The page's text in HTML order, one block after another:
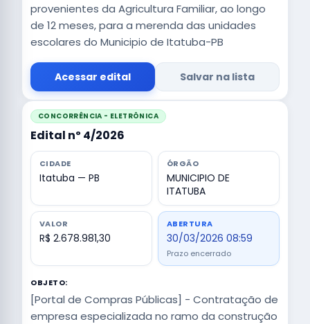
provenientes da Agricultura Familiar, ao longo
de 12 meses, para a merenda das unidades
escolares do Municipio de Itatuba-PB
Acessar edital Salvar na lista
CONCORRÊNCIA - ELETRÔNICA
Edital nº 4/2026
CIDADE
Itatuba — PB
ÓRGÃO
MUNICIPIO DE
ITATUBA
VALOR
R$ 2.678.981,30
ABERTURA
30/03/2026 08:59
Prazo encerrado
OBJETO:
[Portal de Compras Públicas] - Contratação de
empresa especializada no ramo da construção